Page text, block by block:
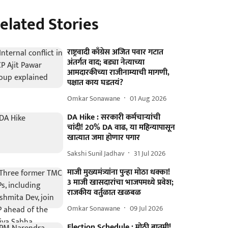
Stories
राष्ट्रवादी काँग्रेस अजित पवार गटात
अंतर्गत वाद; बड्या नेत्याच्या
आमदारकीच्या राजीनाम्याची मागणी,
पक्षात काय घडतयं?
Omkar Sonawane 01 Aug 2026
DA Hike : सरकारी कर्मचाऱ्यांची
चांदी! 20% DA वाढ, या महिन्यापासून
खात्यात जमा होणार पगार
Sakshi Sunil Jadhav 31 Jul 2026
माजी मुख्यमंत्र्यांना पुन्हा मोठा धक्का!
3 माजी खासदारांचा भाजपमध्ये प्रवेश;
राजकीय वर्तुळात खळबळ
Omkar Sonawane 09 Jul 2026